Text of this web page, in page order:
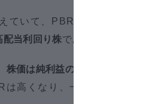
ていて、PBRが1を下回って
配当利回り株である）
株価は純利益の何倍で評価され
は高くなり、一般に15倍を下